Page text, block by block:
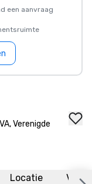
een aanvraag
Verenigde
Locatie